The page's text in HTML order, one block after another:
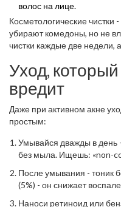
волос на лице.
Косметологические
убирают комедоны, но не
чистки каждые две недели,
Уход,
вредит
Даже при активном акне
простым:
Умывайся дважды в день
без мыла. Ищешь: «non-
После умывания - тоник
(5%) - он снижает
Наноси ретиноид или